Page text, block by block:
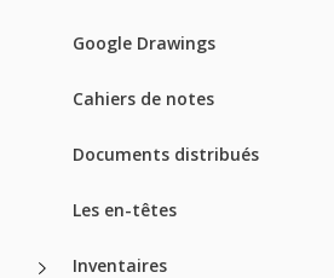
Google Drawings
Cahiers de notes
Documents distribués
Les en-têtes
Inventaires